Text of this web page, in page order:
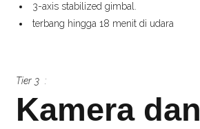
3-axis stabilized gimbal.
terbang hingga 18 menit di udara
Tier 3 :
Kamera dan